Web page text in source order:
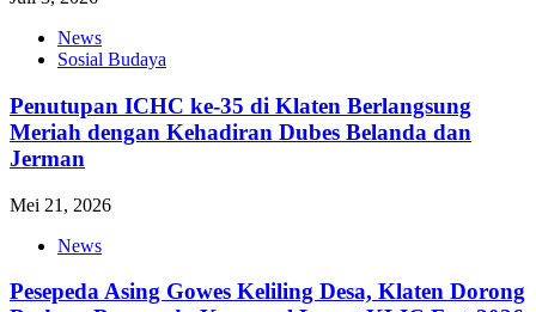
News
Sosial Budaya
Penutupan ICHC ke-35 di Klaten Berlangsung
Meriah dengan Kehadiran Dubes Belanda dan
Jerman
Mei 21, 2026
News
Pesepeda Asing Gowes Keliling Desa, Klaten Dorong